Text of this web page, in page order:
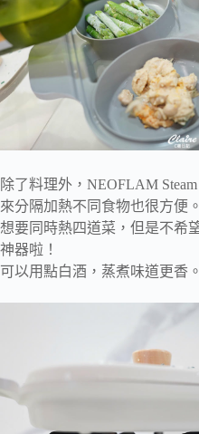
除了料理外，NEOFLAM
來分隔加熱不同食物也很方便。
想要同時熱四道菜，但是不希
神器啦！
可以用點白酒，蒸煮味道更香。